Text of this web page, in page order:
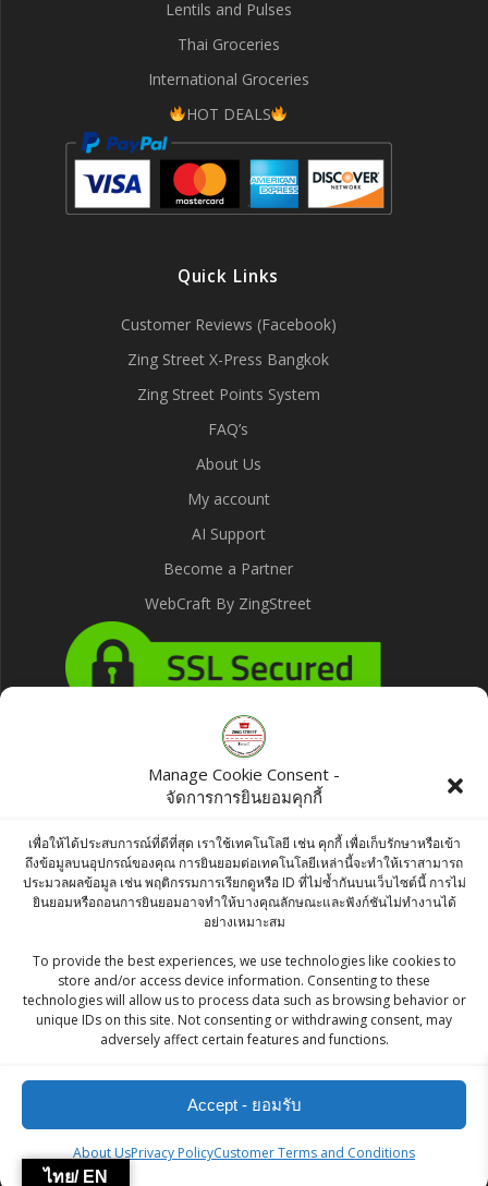
Manage Cookie Consent -
จัดการการยินยอมคุกกี้
เพื่อให้ได้ประสบการณ์ที่ดีที่สุด เราใช้เทคโนโลยี เช่น คุกกี้ เพื่อเก็บรักษาหรือเข้า
ถึงข้อมูลบนอุปกรณ์ของคุณ การยินยอมต่อเทคโนโลยีเหล่านี้จะทำให้เราสามารถ
ประมวลผลข้อมูล เช่น พฤติกรรมการเรียกดูหรือ ID ที่ไม่ซ้ำกันบนเว็บไซต์นี้ การไม่
ยินยอมหรือถอนการยินยอมอาจทำให้บางคุณลักษณะและฟังก์ชันไม่ทำงานได้
อย่างเหมาะสม
To provide the best experiences, we use technologies like cookies to
store and/or access device information. Consenting to these
technologies will allow us to process data such as browsing behavior or
unique IDs on this site. Not consenting or withdrawing consent, may
adversely affect certain features and functions.
Accept - ยอมรับ
About UsPrivacy PolicyCustomer Terms and Conditions
Lentils and Pulses
Thai Groceries
International Groceries
HOT DEALS
Quick Links
Customer Reviews (Facebook)
Zing Street X-Press Bangkok
Zing Street Points System
FAQ’s
About Us
My account
AI Support
Become a Partner
WebCraft By ZingStreet
Products
฿195.00
Aachi Kulambu Chilli Masala 50g
50.00
Roasted Chana Lemon Pudina - 200g
฿90.00 Original
price
was:
฿90.00.
฿85.50Current
price
is:
฿85.50.
ZingStreet Co.,Ltd
ไทย/ EN